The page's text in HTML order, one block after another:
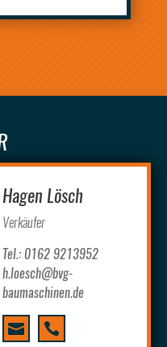
Hagen Lösch
Verkäufer
Tel.: 0162 9213952
h.loesch@bvg-
baumaschinen.de
 